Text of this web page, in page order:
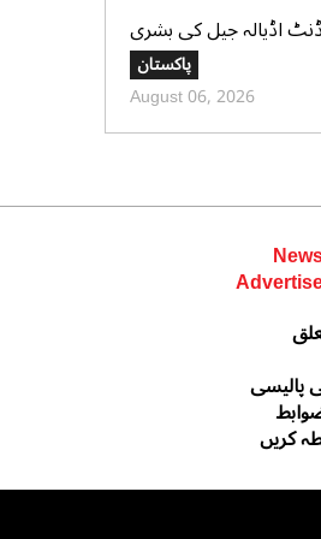
اڈیالہ جیل کی بشری
قیدِ تنہائی اور امتیازی
کے الزامات کی تردید،
تحریری جواب جمع کرادیا
پاکستان
August 06, 2026
پالیسی
کریں